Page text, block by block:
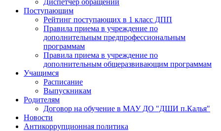
Диспетчер обращений
Поступающим
Рейтинг поступающих в 1 класс ДПП
Правила приема в учреждение по
дополнительным предпрофессиональным
программам
Правила приема в учреждение по
дополнительным общеразвивающим программам
Учащимся
Расписание
Выпускникам
Родителям
Договор на обучение в МАУ ДО "ДШИ п.Калья"
Новости
Антикоррупционная политика